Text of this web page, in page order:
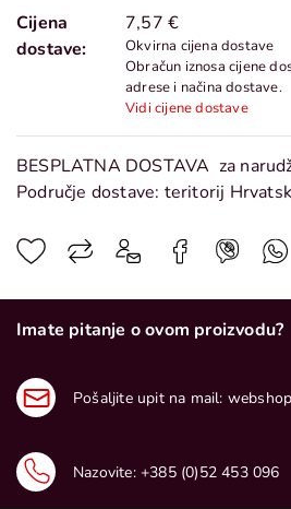
Cijena
dostave:
7,57 €
Okvirna cijena dostave
Obračun iznosa cijene
adrese i načina dostave.
Vidi cijene dostave
BESPLATNA DOSTAVA za
Područje dostave: teritorij
Imate pitanje o ovom proizvodu?
Pošaljite upit na mail:
Nazovite: +385 (0)52 453 096